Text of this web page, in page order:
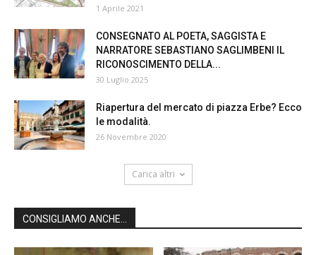
1 Aprile 2021
CONSEGNATO AL POETA, SAGGISTA E
NARRATORE SEBASTIANO SAGLIMBENI IL
RICONOSCIMENTO DELLA...
30 Luglio 2025
Riapertura del mercato di piazza Erbe? Ecco
le modalità.
26 Novembre 2020
Carica altri
CONSIGLIAMO ANCHE...